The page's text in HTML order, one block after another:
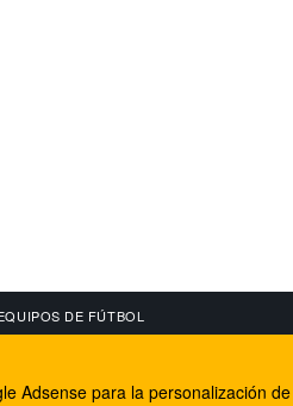
DE FÚTBOL
Facebook
Adsense para la personalización